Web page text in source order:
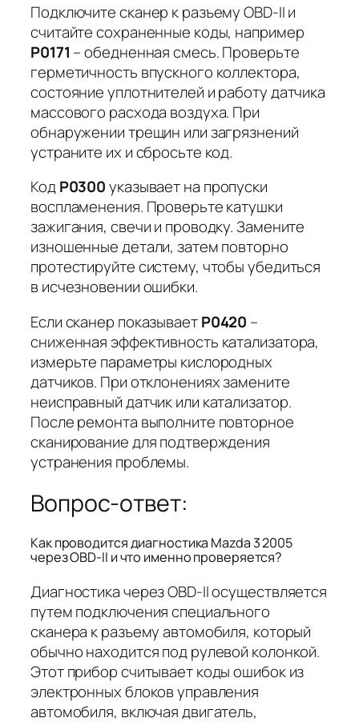
Подключите сканер к разъему OBD-II и
считайте сохраненные коды, например
P0171 – обедненная смесь. Проверьте
герметичность впускного коллектора,
состояние уплотнителей и работу датчика
массового расхода воздуха. При
обнаружении трещин или загрязнений
устраните их и сбросьте код.
КодP0300указывает на пропуски
воспламенения. Проверьте катушки
зажигания, свечи и проводку. Замените
изношенные детали, затем повторно
протестируйте систему, чтобы убедиться
в исчезновении ошибки.
Если сканер показываетP0420 –
сниженная эффективность катализатора,
измерьте параметры кислородных
датчиков. При отклонениях замените
неисправный датчик или катализатор.
После ремонта выполните повторное
сканирование для подтверждения
устранения проблемы.
Вопрос-ответ:
Как проводится диагностика Mazda 3 2005
через OBD-II и что именно проверяется?
Диагностика через OBD-II осуществляется
путем подключения специального
сканера к разъему автомобиля, который
обычно находится под рулевой колонкой.
Этот прибор считывает коды ошибок из
электронных блоков управления
автомобиля, включая двигатель,